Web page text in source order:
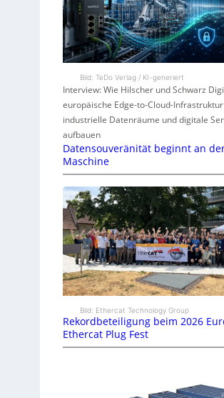
Bild: TeDo Verlag / KI-generiert
Interview: Wie Hilscher und Schwarz
europäische Edge-to-Cloud-
industrielle Datenräume und digitale
aufbauen
Datensouveränität beginnt an
Maschine
Bild: Ethercat Technology Group
Rekordbeteiligung beim 2026
Ethercat Plug Fest